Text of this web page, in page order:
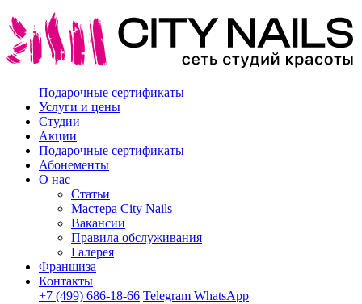
Подарочные сертификаты
Услуги и цены
Студии
Акции
Подарочные сертификаты
Абонементы
О нас
Статьи
Мастера City Nails
Вакансии
Правила обслуживания
Галерея
Франшиза
Контакты
+7 (499) 686-18-66 Telegram WhatsApp